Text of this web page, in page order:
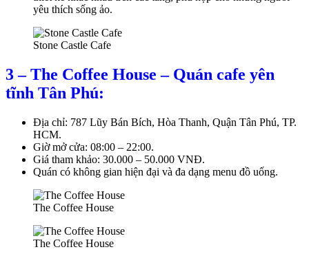
yêu thích sống ảo.
Stone Castle Cafe
3 – The Coffee House – Quán cafe yên
tĩnh Tân Phú:
Địa chỉ: 787 Lũy Bán Bích, Hòa Thanh, Quận Tân Phú, TP.
HCM.
Giờ mở cửa: 08:00 – 22:00.
Giá tham khảo: 30.000 – 50.000 VNĐ.
Quán có không gian hiện đại và đa dạng menu đồ uống.
The Coffee House
The Coffee House